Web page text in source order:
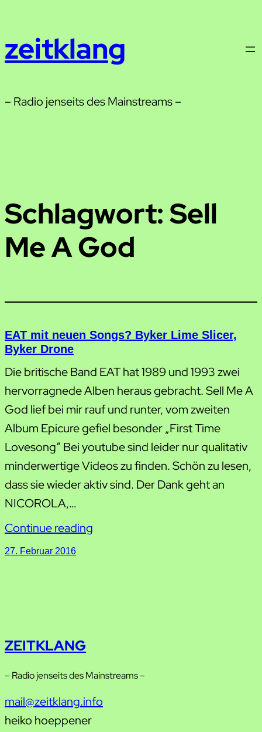
springen
zeitklang
– Radio jenseits des Mainstreams –
Schlagwort:Sell
Me A God
EAT mit neuen Songs? Byker Lime Slicer,
Byker Drone
Die britische Band EAT hat 1989 und 1993 zwei
hervorragnede Alben heraus gebracht. Sell Me A
God lief bei mir rauf und runter, vom zweiten
Album Epicure gefiel besonder „First Time
Lovesong“ Bei youtube sind leider nur qualitativ
minderwertige Videos zu finden. Schön zu lesen,
dass sie wieder aktiv sind. Der Dank geht an
NICOROLA,…
Continue reading
27. Februar 2016
ZEITKLANG
– Radio jenseits des Mainstreams –
mail@zeitklang.info
heiko hoeppener